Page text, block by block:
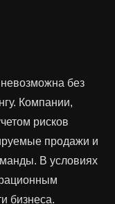
без
Компании,
рисков
продажи и
В условиях
бизнеса.